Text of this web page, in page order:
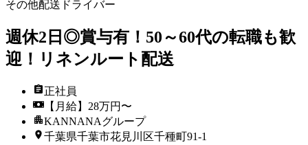
その他配送ドライバー
週休2日◎賞与有！50～60代の転職も歓
迎！リネンルート配送
正社員
【月給】28万円〜
KANNANAグループ
千葉県千葉市花見川区千種町91-1